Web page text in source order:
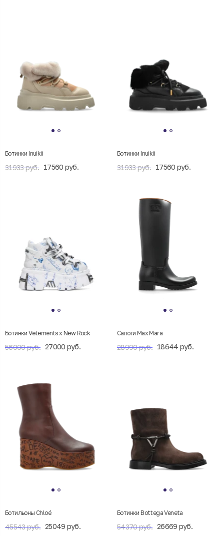
Ботинки Inuikii
31933 руб. 17560 руб.
Ботинки Inuikii
31933 руб. 17560 руб.
Ботинки Vetements x New Rock
56000 руб. 27000 руб.
Сапоги Max Mara
28990 руб. 18644 руб.
Ботильоны Chloé
45543 руб. 25049 руб.
Ботинки Bottega Veneta
54370 руб. 26669 руб.